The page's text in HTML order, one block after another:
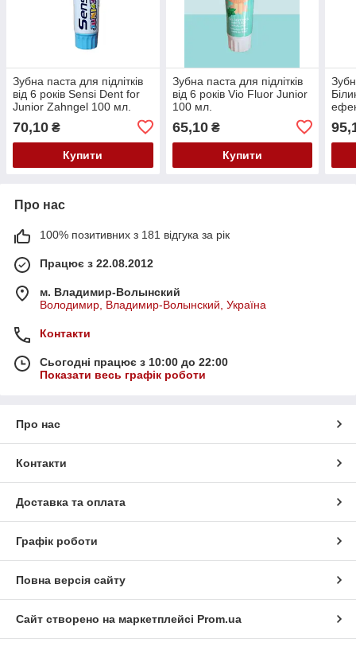
Зубна паста для підлітків
від 6 років Sensi Dent for
Junior Zahngel 100 мл.
70,10 ₴
Купити
Зубна паста для підлітків
від 6 років Vio Fluor Junior
100 мл.
65,10₴
Купити
125
Про нас
100% позитивних з 181 відгука за рік
Працює з 22.08.2012
м. Владимир-Волынский
Володимир, Владимир-Волынский, Україна
Контакти
Сьогодні працює з 10:00 до 22:00
Показати весь графік роботи
Про нас
Контакти
Доставка та оплата
Графік роботи
Повна версія сайту
Сайт створено на маркетплейсі Prom.ua